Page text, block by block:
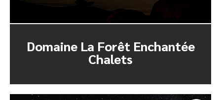
Domaine La Forêt Enchantée
Chalets